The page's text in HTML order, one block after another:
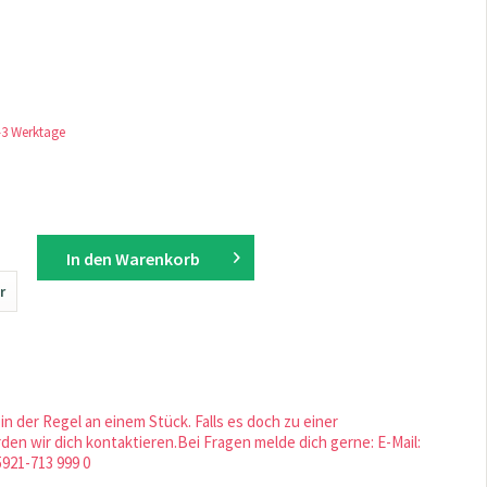
Werktage
In den Warenkorb
der Regel an einem Stück. Falls es doch zu einer
wir dich kontaktieren.Bei Fragen melde dich gerne: E-Mail:
713 999 0